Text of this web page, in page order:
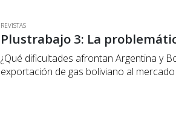
REVISTAS
Plustrabajo 3: La
¿Qué dificultades afrontan Argentina y
exportación de gas boliviano al